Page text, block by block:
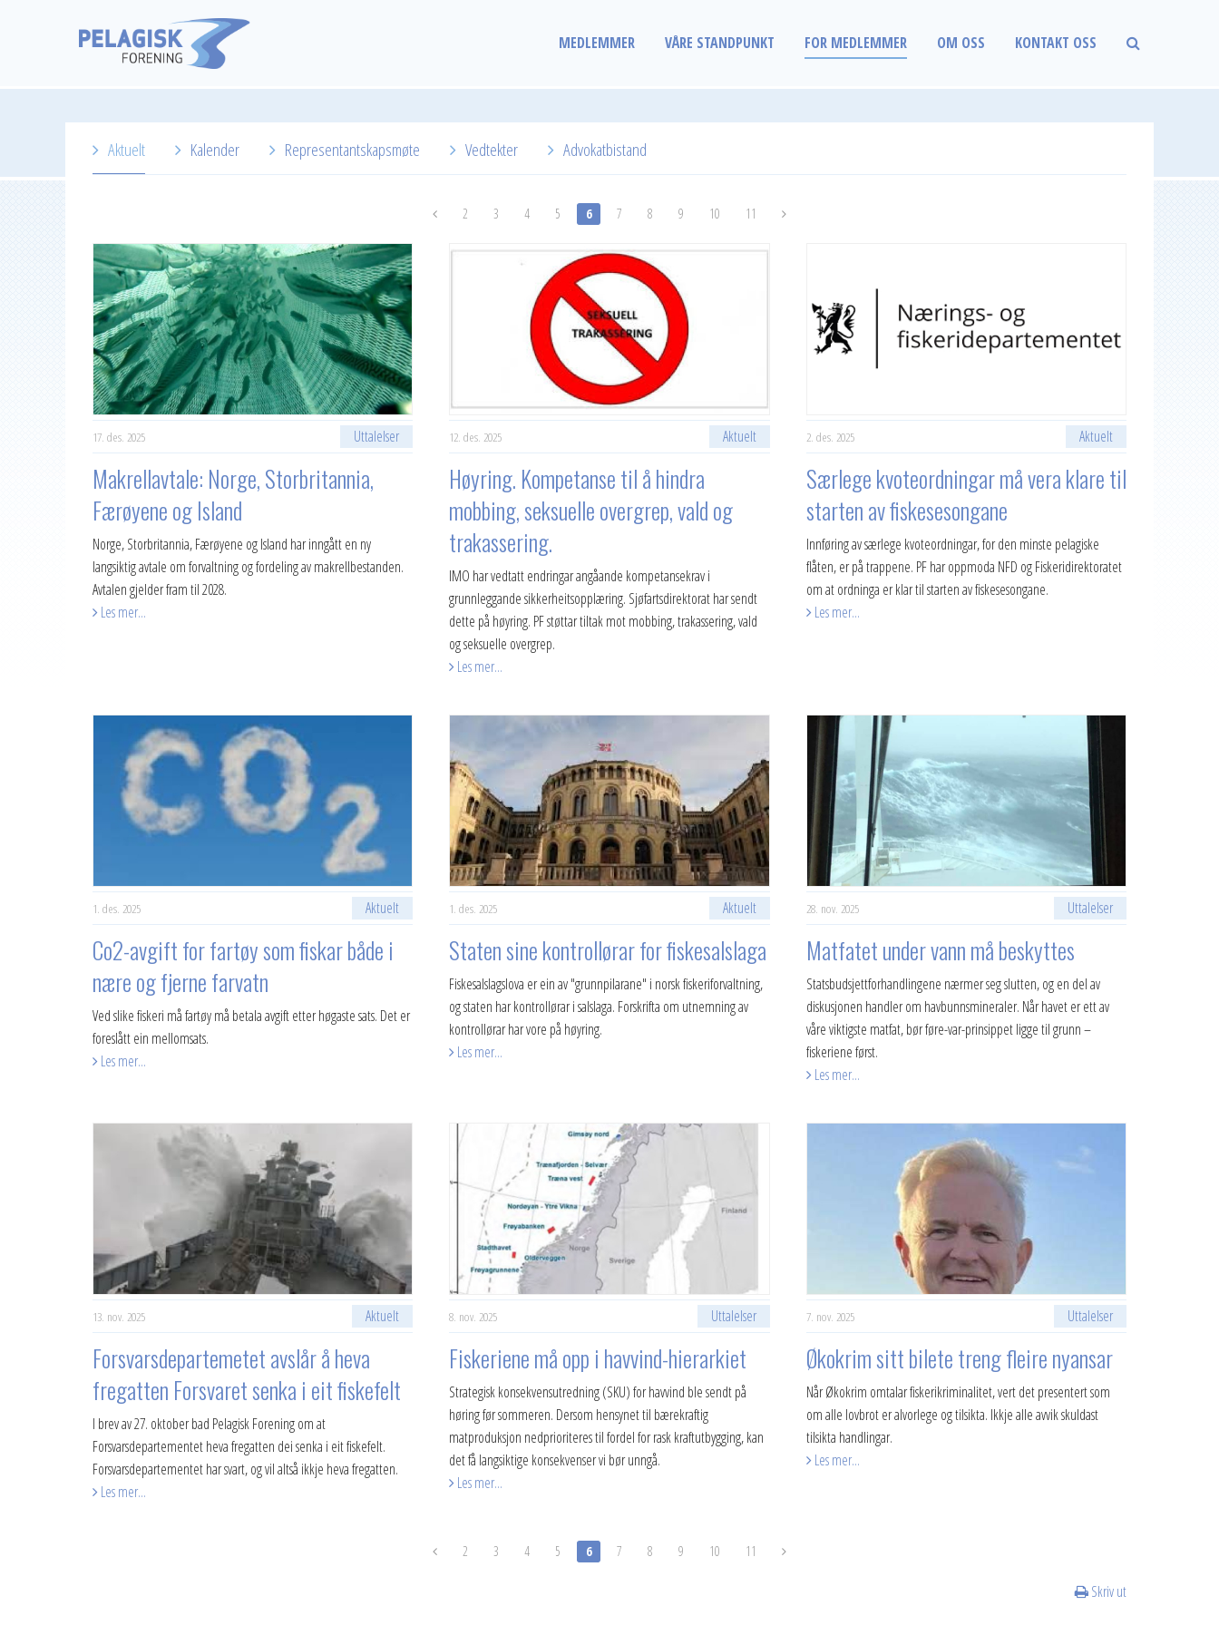
MEDLEMMER VÅRE STANDPUNKT FOR MEDLEMMER OM OSS KONTAKT OSS
Aktuelt Kalender Representantskapsmøte
2024
2023
2022
2021
2020
2018
2016
Vedtekter Advokatbistand
2 3 4 5 6 7 8 9 10 11
17. des. 2025 Uttalelser
Makrellavtale: Norge, Storbritannia,
Færøyene og Island
Norge, Storbritannia, Færøyene og Island har inngått en ny
langsiktig avtale om forvaltning og fordeling av makrellbestanden.
Avtalen gjelder fram til 2028.
Les mer...
12. des. 2025 Aktuelt
Høyring. Kompetanse til å hindra
mobbing, seksuelle overgrep, vald og
trakassering.
IMO har vedtatt endringar angåande kompetansekrav i
grunnleggande sikkerheitsopplæring. Sjøfartsdirektorat har sendt
dette på høyring. PF støttar tiltak mot mobbing, trakassering, vald
og seksuelle overgrep.
Les mer...
2. des. 2025 Aktuelt
Særlege kvoteordningar må vera klare til
starten av fiskesesongane
Innføring av særlege kvoteordningar, for den minste pelagiske
flåten, er på trappene. PF har oppmoda NFD og Fiskeridirektoratet
om at ordninga er klar til starten av fiskesesongane.
Les mer...
1. des. 2025 Aktuelt
Co2-avgift for fartøy som fiskar både i
nære og fjerne farvatn
Ved slike fiskeri må fartøy må betala avgift etter høgaste sats. Det er
foreslått ein mellomsats.
Les mer...
1. des. 2025 Aktuelt
Staten sine kontrollørar for fiskesalslaga
Fiskesalslagslova er ein av "grunnpilarane" i norsk fiskeriforvaltning,
og staten har kontrollørar i salslaga. Forskrifta om utnemning av
kontrollørar har vore på høyring.
Les mer...
28. nov. 2025 Uttalelser
Matfatet under vann må beskyttes
​Statsbudsjettforhandlingene nærmer seg slutten, og en del av
diskusjonen handler om havbunnsmineraler. Når havet er ett av
våre viktigste matfat, bør føre-var-prinsippet ligge til grunn –
fiskeriene først.
Les mer...
13. nov. 2025 Aktuelt
Forsvarsdepartemetet avslår å heva
fregatten Forsvaret senka i eit fiskefelt
I brev av 27. oktober bad Pelagisk Forening om at
Forsvarsdepartementet heva fregatten dei senka i eit fiskefelt.
Forsvarsdepartementet har svart, og vil altså ikkje heva fregatten.
Les mer...
8. nov. 2025 Uttalelser
Fiskeriene må opp i havvind-hierarkiet
Strategisk konsekvensutredning (SKU) for havvind ble sendt på
høring før sommeren. Dersom hensynet til bærekraftig
matproduksjon nedprioriteres til fordel for rask kraftutbygging, kan
det få langsiktige konsekvenser vi bør unngå.
Les mer...
7. nov. 2025 Uttalelser
Økokrim sitt bilete treng fleire nyansar
Når Økokrim omtalar fiskerikriminalitet, vert det presentert som
om alle lovbrot er alvorlege og tilsikta. Ikkje alle avvik skuldast
tilsikta handlingar.
Les mer...
2 3 4 5 6 7 8 9 10 11
Skriv ut